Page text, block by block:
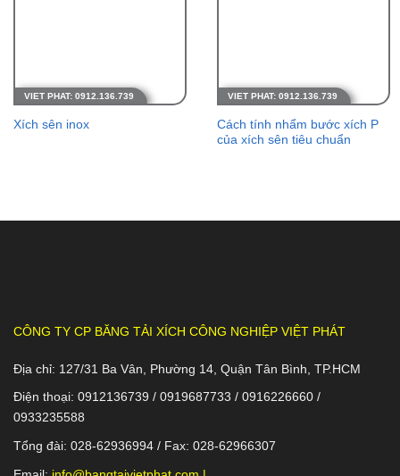
Xích sên inox
Cách tính nhẩm bước xích P
của xích sên tiêu chuẩn
CÔNG TY CP BĂNG TẢI XÍCH CÔNG NGHIỆP VIỆT PHÁT
Địa chỉ: 127/31 Ba Vân, Phường 14, Quận Tân Bình, TP.HCM
Điện thoại: 0912136739 / 0919687733 / 0916226660 /
0933235588
Tổng đài: 028-62936994 / Fax: 028-62966307